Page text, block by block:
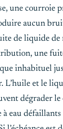
une courroie
aucun
de liquide
une
inhabituel
L’huile et le
dégrader le
eau